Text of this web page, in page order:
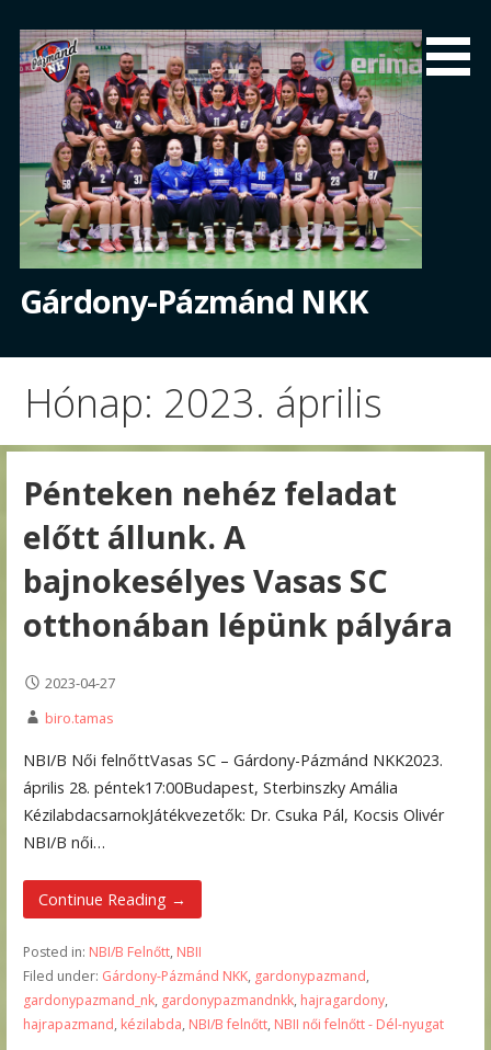
content
Gárdony-Pázmánd NKK
Hónap: 2023. április
Pénteken nehéz feladat
előtt állunk. A
bajnokesélyes Vasas SC
otthonában lépünk pályára
2023-04-27
biro.tamas
NBI/B Női felnőttVasas SC – Gárdony-Pázmánd NKK2023.
április 28. péntek17:00Budapest, Sterbinszky Amália
KézilabdacsarnokJátékvezetők: Dr. Csuka Pál, Kocsis Olivér
NBI/B női…
Continue Reading →
Posted in: NBI/B Felnőtt, NBII
Filed under: Gárdony-Pázmánd NKK, gardonypazmand,
gardonypazmand_nk, gardonypazmandnkk, hajragardony,
hajrapazmand, kézilabda, NBI/B felnőtt, NBII női felnőtt - Dél-nyugat